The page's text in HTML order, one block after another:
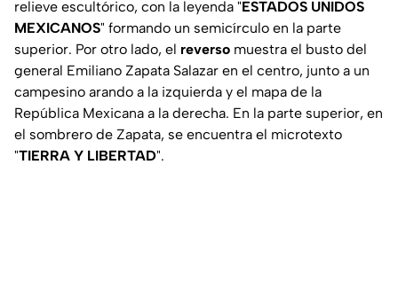
relieve escultórico, con la leyenda "ESTADOS UNIDOS
MEXICANOS" formando un semicírculo en la parte
superior. Por otro lado, el reverso muestra el busto del
general Emiliano Zapata Salazar en el centro, junto a un
campesino arando a la izquierda y el mapa de la
República Mexicana a la derecha. En la parte superior, en
el sombrero de Zapata, se encuentra el microtexto
"TIERRA Y LIBERTAD".